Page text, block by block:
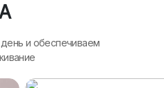
и обеспечиваем